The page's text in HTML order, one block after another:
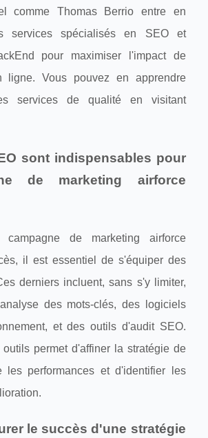
comme Thomas Berrio entre en
services spécialisés en SEO et
pour maximiser l'impact de
ligne. Vous pouvez en apprendre
services de qualité en visitant
sont indispensables pour
de marketing airforce
de marketing airforce
il est essentiel de s'équiper des
derniers incluent, sans s'y limiter,
des mots-clés, des logiciels
et des outils d'audit SEO.
permet d'affiner la stratégie de
les performances et d'identifier les
le succès d'une stratégie